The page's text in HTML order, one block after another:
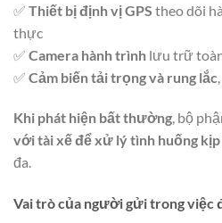
✅ Thiết bị định vị GPS theo dõi
thực
✅ Camera hành trình lưu trữ
✅ Cảm biến tải trọng và rung lắc
Khi phát hiện bất thường, bộ
với tài xế để xử lý tình huống
đa.
Vai trò của người gửi trong việc